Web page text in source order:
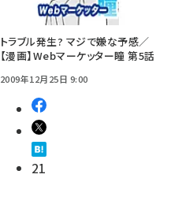
トラブル発生? マジで嫌な予感／
【漫画】Webマーケッター瞳 第5話
2009年12月25日 9:00
21